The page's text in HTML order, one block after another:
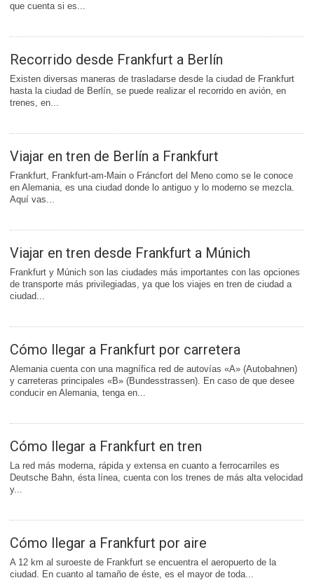
que cuenta si es...
Recorrido desde Frankfurt a Berlín
Existen diversas maneras de trasladarse desde la ciudad de Frankfurt
hasta la ciudad de Berlín, se puede realizar el recorrido en avión, en
trenes, en...
Viajar en tren de Berlín a Frankfurt
Frankfurt, Frankfurt-am-Main o Fráncfort del Meno como se le conoce
en Alemania, es una ciudad donde lo antiguo y lo moderno se mezcla.
Aquí vas...
Viajar en tren desde Frankfurt a Múnich
Frankfurt y Múnich son las ciudades más importantes con las opciones
de transporte más privilegiadas, ya que los viajes en tren de ciudad a
ciudad...
Cómo llegar a Frankfurt por carretera
Alemania cuenta con una magnífica red de autovías «A» (Autobahnen)
y carreteras principales «B» (Bundesstrassen). En caso de que desee
conducir en Alemania, tenga en...
Cómo llegar a Frankfurt en tren
La red más moderna, rápida y extensa en cuanto a ferrocarriles es
Deutsche Bahn, ésta línea, cuenta con los trenes de más alta velocidad
y...
Cómo llegar a Frankfurt por aire
A 12 km al suroeste de Frankfurt se encuentra el aeropuerto de la
ciudad. En cuanto al tamaño de éste, es el mayor de toda...